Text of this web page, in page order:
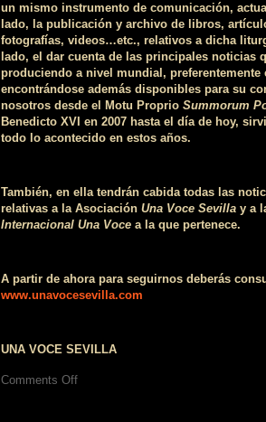
un mismo instrumento de comunicación,
lado, la publicación y archivo de libros,
fotografías, videos…etc., relativos a dicha
lado, el dar cuenta de las principales noticias
produciendo a nivel mundial, preferentemente
encontrándose además disponibles para su
nosotros desde el Motu Proprio Summorum
Benedicto XVI en 2007 hasta el día de hoy,
todo lo acontecido en estos años.
También, en ella tendrán cabida todas las
relativas a la Asociación Una Voce Sevilla y a
Internacional Una Voce a la que pertenece.
A partir de ahora para seguirnos deberás
www.unavocesevilla.com
UNA VOCE SEVILLA
Comments Offon